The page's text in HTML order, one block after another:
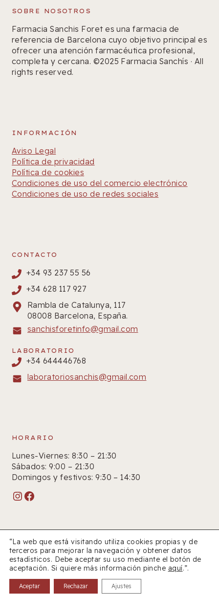
SOBRE NOSOTROS
Farmacia Sanchis Foret es una farmacia de
referencia de Barcelona cuyo objetivo principal es
ofrecer una atención farmacéutica profesional,
completa y cercana. ©2025 Farmacia Sanchís · All
rights reserved.
INFORMACIÓN
Aviso Legal
Política de privacidad
Política de cookies
Condiciones de uso del comercio electrónico
Condiciones de uso de redes sociales
CONTACTO
+34 93 237 55 56
+34 628 117 927
Rambla de Catalunya, 117
08008 Barcelona, España.
sanchisforetinfo@gmail.com
LABORATORIO
+34 644446768
laboratoriosanchis@gmail.com
HORARIO
Lunes-Viernes: 8:30 – 21:30
Sábados: 9:00 – 21:30
Domingos y festivos: 9:30 – 14:30
Instagram
Facebook
© 2026 Farmacia Sanchís
“La web que está visitando utiliza cookies propias y de
terceros para mejorar la navegación y obtener datos
estadísticos. Debe aceptar su uso mediante el botón de
aceptación. Si quiere más información pinche aquí.”.
Aceptar Rechazar Ajustes